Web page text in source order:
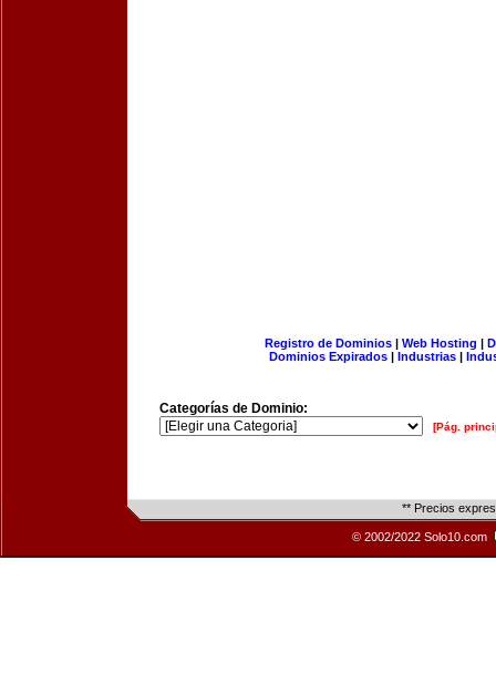
Registro de Dominios| Web Hosting |
Dominios Expirados | Industrias |
Categorías de Dominio:
[Pág.
** Precios
© 2002/2022 Solo10.com